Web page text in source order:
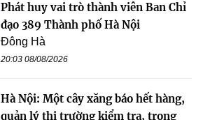
Phát huy vai trò thành viên Ban Chỉ
đạo 389 Thành phố Hà Nội
Đông Hà
20:03 08/08/2026
Hà Nội: Một cây xăng báo hết hàng,
quản lý thị trường kiểm tra, trong